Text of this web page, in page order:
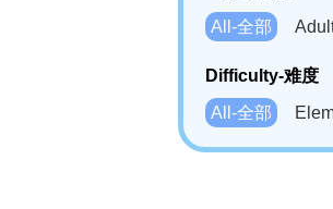
All-全部
Difficulty-难度
All-全部